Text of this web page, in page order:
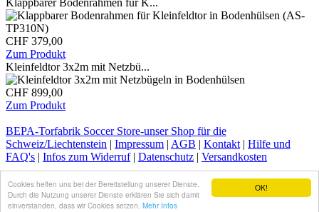
OK!
Cookies helfen uns bei der Bereitstellung unserer Dienste.
Durch die Nutzung unserer Dienste erklären Sie sich damit
einverstanden, dass wir Cookies setzen. Mehr Infos
Klappbarer Bodenrahmen für K...
CHF 379,00
Zum Produkt
Kleinfeldtor 3x2m mit Netzbü...
CHF 899,00
Zum Produkt
BEPA-Torfabrik Soccer Store-unser Shop für die
Schweiz/Liechtenstein | Impressum | AGB | Kontakt | Hilfe und
FAQ's | Infos zum Widerruf| Datenschutz | Versandkosten
Shops-Mieten.com